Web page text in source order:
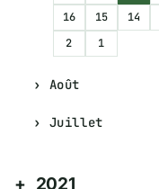
16
15 14
2
1
Août
Juillet
2021